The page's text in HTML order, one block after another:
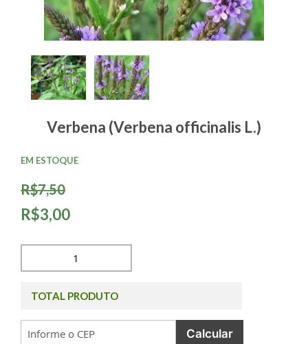
Verbena (Verbena officinalis L.)
R$7,50
R$3,00
EM ESTOQUE
TOTAL PRODUTO
Calcular